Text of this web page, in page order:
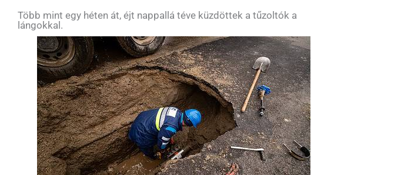
Több mint egy héten át, éjt nappallá téve küzdöttek a tűzoltók a
lángokkal.